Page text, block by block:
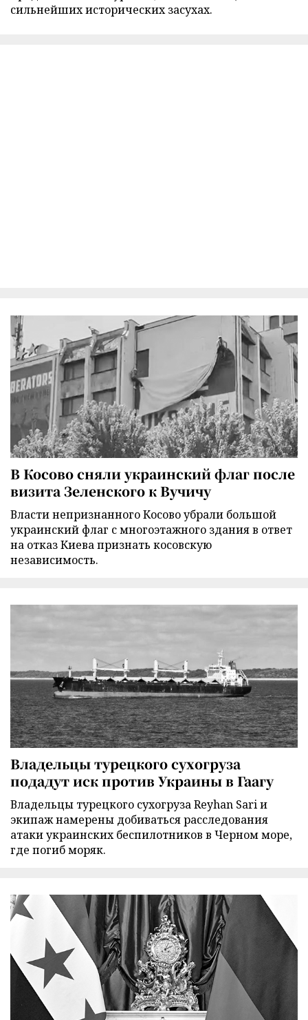
сильнейших исторических засухах.
В Косово сняли украинский флаг после
визита Зеленского к Вучичу
Власти непризнанного Косово убрали большой
украинский флаг с многоэтажного здания в ответ
на отказ Киева признать косовскую
независимость.
Владельцы турецкого сухогруза
подадут иск против Украины в Гаагу
Владельцы турецкого сухогруза Reyhan Sari и
экипаж намерены добиваться расследования
атаки украинских беспилотников в Черном море,
где погиб моряк.